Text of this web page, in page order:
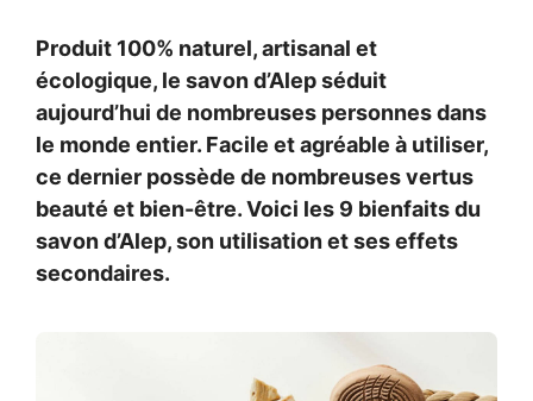
Produit 100% naturel, artisanal et
écologique, le savon d’Alep séduit
aujourd’hui de nombreuses personnes dans
le monde entier. Facile et agréable à utiliser,
ce dernier possède de nombreuses vertus
beauté et bien-être. Voici les 9 bienfaits du
savon d’Alep, son utilisation et ses effets
secondaires.